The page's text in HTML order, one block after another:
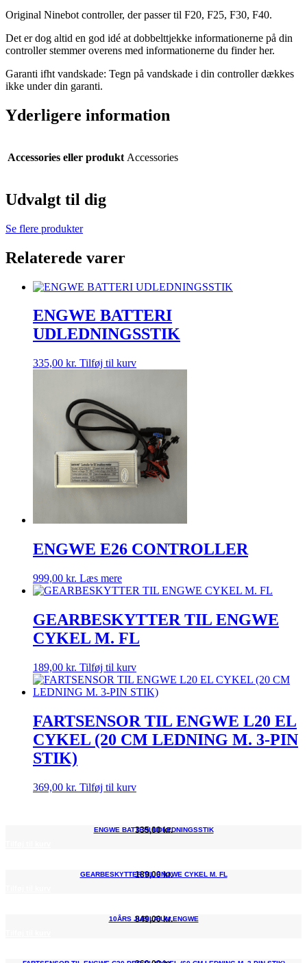
Original Ninebot controller, der passer til F20, F25, F30, F40.
Det er dog altid en god idé at dobbelttjekke informationerne på din
controller stemmer overens med informationerne du finder her.
Garanti ifht vandskade: Tegn på vandskade i din controller dækkes
ikke under din garanti.
Yderligere information
Accessories eller produkt Accessories
Udvalgt til dig
Se flere produkter
Relaterede varer
ENGWE BATTERI
UDLEDNINGSSTIK
335,00 kr. Tilføj til kurv
ENGWE E26 CONTROLLER
999,00 kr. Læs mere
GEARBESKYTTER TIL ENGWE
CYKEL M. FL
189,00 kr. Tilføj til kurv
FARTSENSOR TIL ENGWE L20 EL
CYKEL (20 CM LEDNING M. 3-PIN
STIK)
369,00 kr. Tilføj til kurv
335,00kr.
ENGWE BATTERI UDLEDNINGSSTIK
189,00kr.
GEARBESKYTTER TIL ENGWE CYKEL M. FL
849,00kr.
10ÅRS JUBILÆUM ENGWE